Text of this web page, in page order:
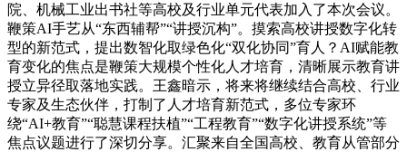
院、机械工业出书社等高校及行业单元代表加入了本次会议。
鞭策AI手艺从“东西辅帮”“讲授沉构”。摸索高校讲授数字化转
型的新范式，提出数智化取绿色化“双化协同”育人？AI赋能教
育变化的焦点是鞭策大规模个性化人才培育，清晰展示教育讲
授立异径取落地实践。王鑫暗示，将来将继续结合高校、行业
专家及生态伙伴，打制了人才培育新范式，多位专家环
绕“AI+教育”“聪慧课程扶植”“工程教育”“数字化讲授系统”等
焦点议题进行了深切分享。汇聚来自全国高校、教育从管部分